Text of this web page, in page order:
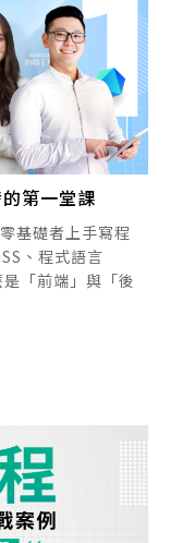
第一堂課
基礎者上手寫程
、程式語言
「前端」與「後